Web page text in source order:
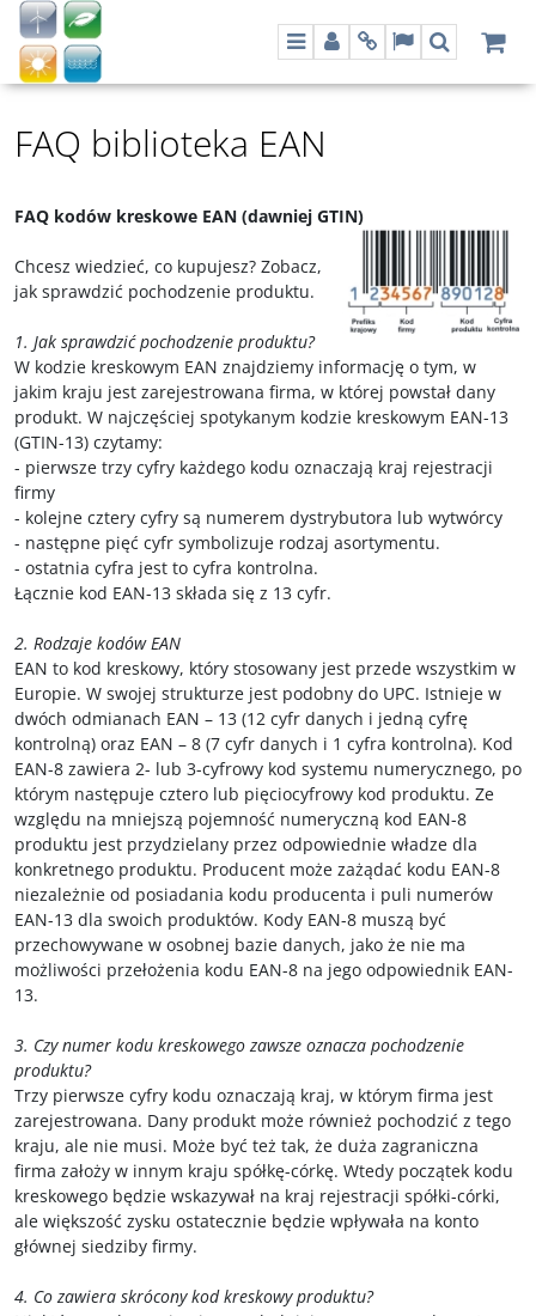
MenuPanelInfoLangSzukaj
FAQ biblioteka EAN
FAQ kodów kreskowe EAN (dawniej GTIN)
Chcesz wiedzieć, co kupujesz? Zobacz,
jak sprawdzić pochodzenie produktu.
1. Jak sprawdzić pochodzenie produktu?
W kodzie kreskowym EAN znajdziemy informację o tym, w
jakim kraju jest zarejestrowana firma, w której powstał dany
produkt. W najczęściej spotykanym kodzie kreskowym EAN-13
(GTIN-13) czytamy:
- pierwsze trzy cyfry każdego kodu oznaczają kraj rejestracji
firmy
- kolejne cztery cyfry są numerem dystrybutora lub wytwórcy
- następne pięć cyfr symbolizuje rodzaj asortymentu.
- ostatnia cyfra jest to cyfra kontrolna.
Łącznie kod EAN-13 składa się z 13 cyfr.
2. Rodzaje kodów EAN
EAN to kod kreskowy, który stosowany jest przede wszystkim w
Europie. W swojej strukturze jest podobny do UPC. Istnieje w
dwóch odmianach EAN – 13 (12 cyfr danych i jedną cyfrę
kontrolną) oraz EAN – 8 (7 cyfr danych i 1 cyfra kontrolna). Kod
EAN-8 zawiera 2- lub 3-cyfrowy kod systemu numerycznego, po
którym następuje cztero lub pięciocyfrowy kod produktu. Ze
względu na mniejszą pojemność numeryczną kod EAN-8
produktu jest przydzielany przez odpowiednie władze dla
konkretnego produktu. Producent może zażądać kodu EAN-8
niezależnie od posiadania kodu producenta i puli numerów
EAN-13 dla swoich produktów. Kody EAN-8 muszą być
przechowywane w osobnej bazie danych, jako że nie ma
możliwości przełożenia kodu EAN-8 na jego odpowiednik EAN-
13.
3. Czy numer kodu kreskowego zawsze oznacza pochodzenie
produktu?
Trzy pierwsze cyfry kodu oznaczają kraj, w którym firma jest
zarejestrowana. Dany produkt może również pochodzić z tego
kraju, ale nie musi. Może być też tak, że duża zagraniczna
firma założy w innym kraju spółkę-córkę. Wtedy początek kodu
kreskowego będzie wskazywał na kraj rejestracji spółki-córki,
ale większość zysku ostatecznie będzie wpływała na konto
głównej siedziby firmy.
4. Co zawiera skrócony kod kreskowy produktu?